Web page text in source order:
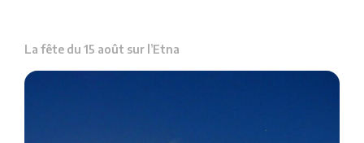
La fête du 15 août sur l’Etna